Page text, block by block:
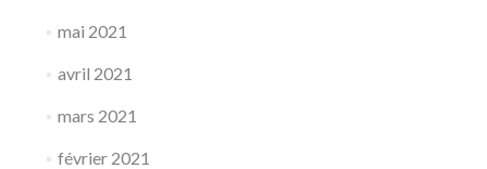
mai 2021
avril 2021
mars 2021
février 2021